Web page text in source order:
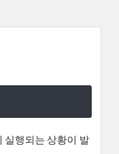
실행되는 상황이 발